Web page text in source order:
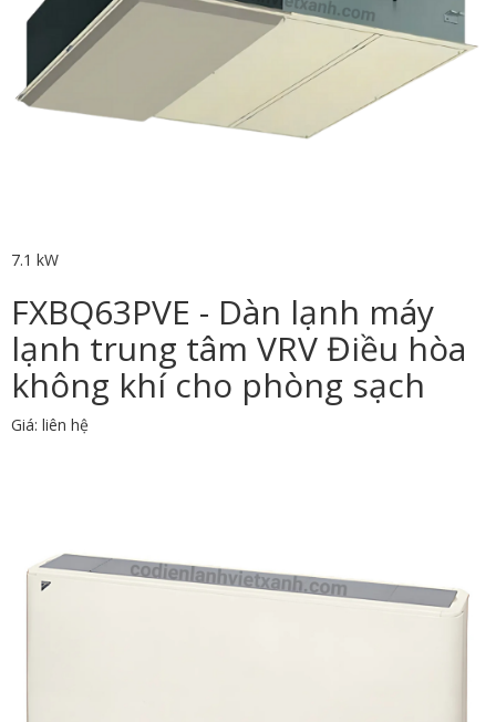
7.1 kW
FXBQ63PVE - Dàn lạnh máy
lạnh trung tâm VRV Điều hòa
không khí cho phòng sạch
Giá: liên hệ